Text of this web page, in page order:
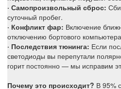
· Самопроизвольный сброс:
суточный пробег.
· Конфликт фар: Включение
отключению бортового
· Последствия тюнинга: Если
светодиоды вы перепутали
горит постоянно — мы исправим
Почему это происходит? В 95%